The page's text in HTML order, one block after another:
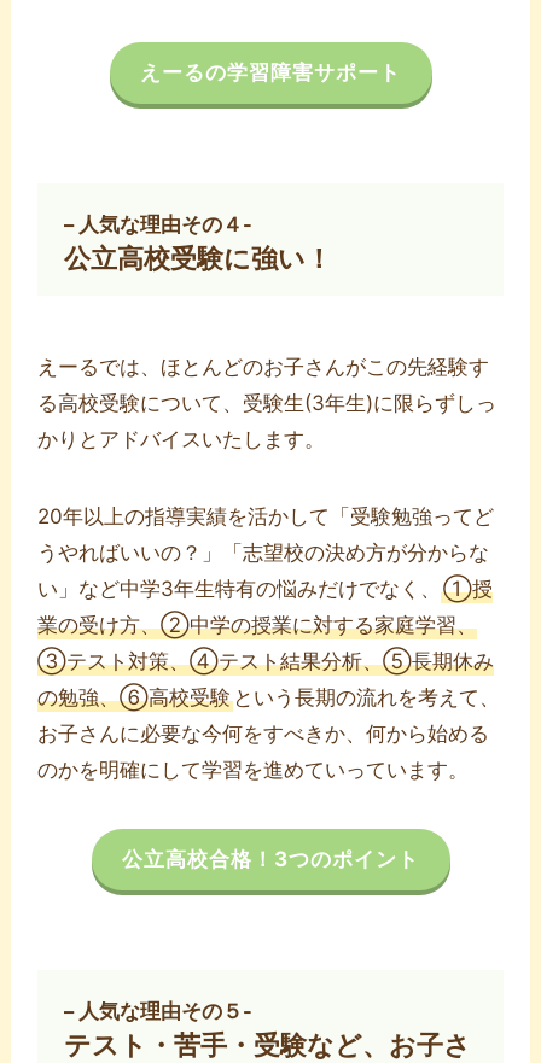
えーるの学習障害サポート
– 人気な理由その４-
公立高校受験に強い！
えーるでは、ほとんどのお子さんがこの先経験す
る高校受験について、受験生(3年生)に限らずしっ
かりとアドバイスいたします。
20年以上の指導実績を活かして「受験勉強ってど
うやればいいの？」「志望校の決め方が分からな
い」など中学3年生特有の悩みだけでなく、①授
業の受け方、②中学の授業に対する家庭学習、
③テスト対策、④テスト結果分析、⑤長期休み
の勉強、⑥高校受験 という長期の流れを考えて、
お子さんに必要な今何をすべきか、何から始める
のかを明確にして学習を進めていっています。
公立高校合格！3つのポイント
– 人気な理由その５-
テスト・苦手・受験など、お子さ